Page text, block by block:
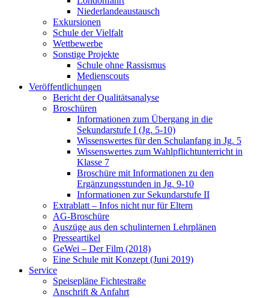
Niederlandeaustausch
Exkursionen
Schule der Vielfalt
Wettbewerbe
Sonstige Projekte
Schule ohne Rassismus
Medienscouts
Veröffentlichungen
Bericht der Qualitätsanalyse
Broschüren
Informationen zum Übergang in die
Sekundarstufe I (Jg. 5-10)
Wissenswertes für den Schulanfang in Jg. 5
Wissenswertes zum Wahlpflichtunterricht in
Klasse 7
Broschüre mit Informationen zu den
Ergänzungsstunden in Jg. 9-10
Informationen zur Sekundarstufe II
Extrablatt – Infos nicht nur für Eltern
AG-Broschüre
Auszüge aus den schulinternen Lehrplänen
Presseartikel
GeWei – Der Film (2018)
Eine Schule mit Konzept (Juni 2019)
Service
Speisepläne Fichtestraße
Anschrift & Anfahrt